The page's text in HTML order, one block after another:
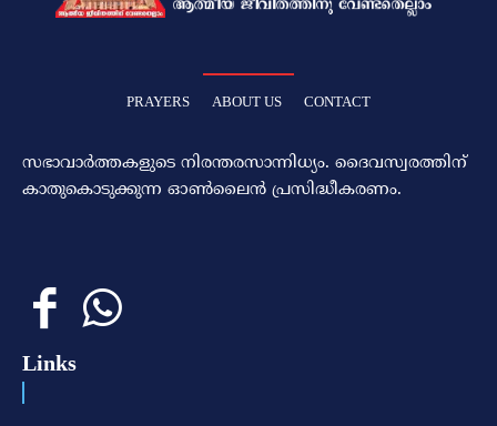
PRAYERS ABOUT US CONTACT
സഭാവാര്‍ത്തകളുടെ നിരന്തരസാന്നിധ്യം. ദൈവസ്വരത്തിന്‌
കാതുകൊടുക്കുന്ന ഓണ്‍ലൈന്‍ പ്രസിദ്ധീകരണം.
Links